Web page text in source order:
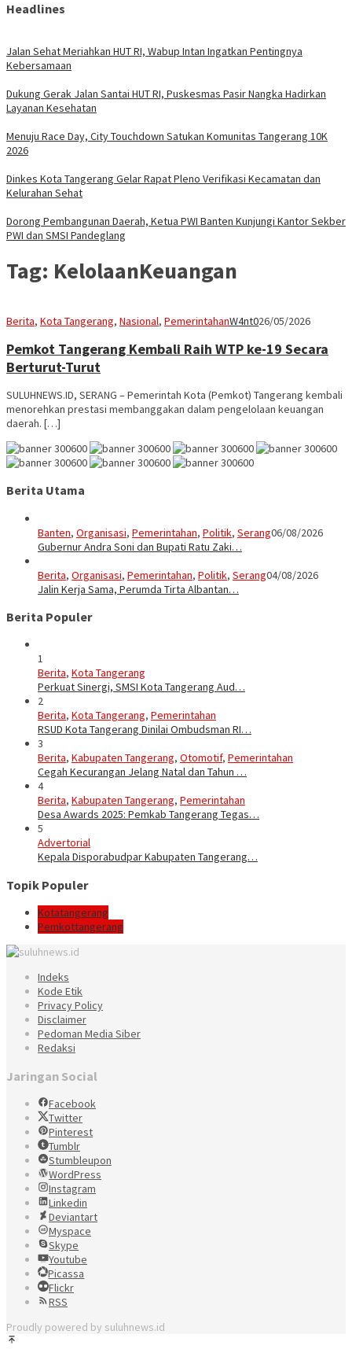
Headlines
Jalan Sehat Meriahkan HUT RI, Wabup Intan Ingatkan Pentingnya
Kebersamaan
Dukung Gerak Jalan Santai HUT RI, Puskesmas Pasir Nangka Hadirkan
Layanan Kesehatan
Menuju Race Day, City Touchdown Satukan Komunitas Tangerang 10K
2026
Dinkes Kota Tangerang Gelar Rapat Pleno Verifikasi Kecamatan dan
Kelurahan Sehat
Dorong Pembangunan Daerah, Ketua PWI Banten Kunjungi Kantor Sekber
PWI dan SMSI Pandeglang
Tag: KelolaanKeuangan
Berita, Kota Tangerang, Nasional, PemerintahanW4nt026/05/2026
Pemkot Tangerang Kembali Raih WTP ke-19 Secara
Berturut-Turut
SULUHNEWS.ID, SERANG – Pemerintah Kota (Pemkot) Tangerang kembali
menorehkan prestasi membanggakan dalam pengelolaan keuangan
daerah. […]
Berita Utama
Banten, Organisasi, Pemerintahan, Politik, Serang06/08/2026
Gubernur Andra Soni dan Bupati Ratu Zaki…
Berita, Organisasi, Pemerintahan, Politik, Serang04/08/2026
Jalin Kerja Sama, Perumda Tirta Albantan…
Berita Populer
1
Berita, Kota Tangerang
Perkuat Sinergi, SMSI Kota Tangerang Aud…
2
Berita, Kota Tangerang, Pemerintahan
RSUD Kota Tangerang Dinilai Ombudsman RI…
3
Berita, Kabupaten Tangerang, Otomotif, Pemerintahan
Cegah Kecurangan Jelang Natal dan Tahun …
4
Berita, Kabupaten Tangerang, Pemerintahan
Desa Awards 2025: Pemkab Tangerang Tegas…
5
Advertorial
Kepala Disporabudpar Kabupaten Tangerang…
Topik Populer
Kotatangerang
Pemkottangerang
Indeks
Kode Etik
Privacy Policy
Disclaimer
Pedoman Media Siber
Redaksi
Jaringan Social
Facebook
Twitter
Pinterest
Tumblr
Stumbleupon
WordPress
Instagram
Linkedin
Deviantart
Myspace
Skype
Youtube
Picassa
Flickr
RSS
Proudly powered by suluhnews.id